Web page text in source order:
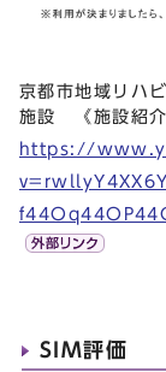
京都市地域リハ
施設 《施設紹介
https://
SIM評価